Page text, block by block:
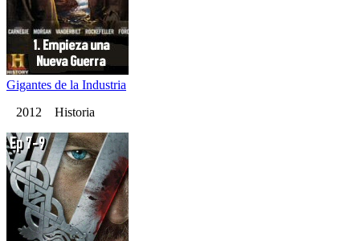
Gigantes de la Industria
2012 Historia